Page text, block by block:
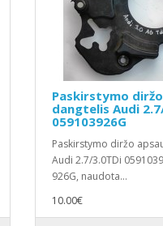
Paskirstymo
dangtelis Audi
059103926G
Paskirstymo diržo
Audi 2.7/3.0TDi
926G, naudota...
10.00€